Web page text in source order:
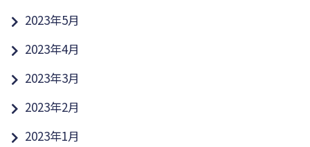
2023年5月
2023年4月
2023年3月
2023年2月
2023年1月